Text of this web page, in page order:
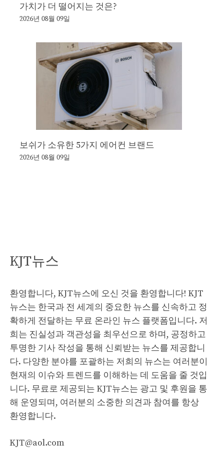
가치가 더 떨어지는 것은?
2026년 08월 09일
보쉬가 소유한 5가지 에어컨 브랜드
2026년 08월 09일
KJT뉴스
환영합니다, KJT뉴스에 오신 것을 환영합니다! KJT
뉴스는 한국과 전 세계의 중요한 뉴스를 신속하고 정
확하게 전달하는 무료 온라인 뉴스 플랫폼입니다. 저
희는 진실성과 객관성을 최우선으로 하며, 공정하고
투명한 기사 작성을 통해 신뢰받는 뉴스를 제공합니
다. 다양한 분야를 포괄하는 저희의 뉴스는 여러분이
현재의 이슈와 트렌드를 이해하는 데 도움을 줄 것입
니다. 무료로 제공되는 KJT뉴스는 광고 및 후원을 통
해 운영되며, 여러분의 소중한 의견과 참여를 항상
환영합니다.
KJT@aol.com